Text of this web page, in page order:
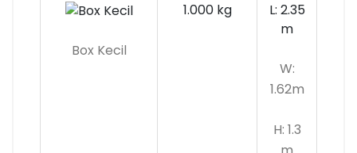
Box Kecil
1.000 kg
L: 2.35
m
W:
1.62m
H: 1.3